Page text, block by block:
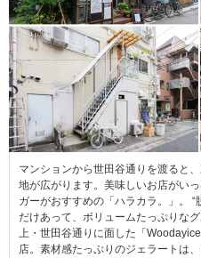
マンションから世田谷通りを渡ると
地が広がります。美味しいお店がい
ガーがおすすめの「ハラカラ。」。
だけあって、ボリュームたっぷりな
上・世田谷通りに面した「
店。素材感たっぷりのジェラートは